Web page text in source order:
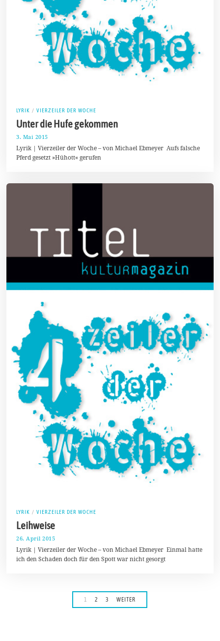
LYRIK / VIERZEILER DER WOCHE
Unter die Hufe gekommen
3. Mai 2015
.
M
Lyrik | Vierzeiler der Woche – von Michael Ebmeyer Aufs falsche
Pferd gesetzt »Hühott« gerufen
LYRIK / VIERZEILER DER WOCHE
Leihweise
26. April 2015
3
.
S
Lyrik | Vierzeiler der Woche – von Michael Ebmeyer Einmal hatte
ich den Schaden doch für den Spott war nicht gesorgt
1 2 3 WEITER